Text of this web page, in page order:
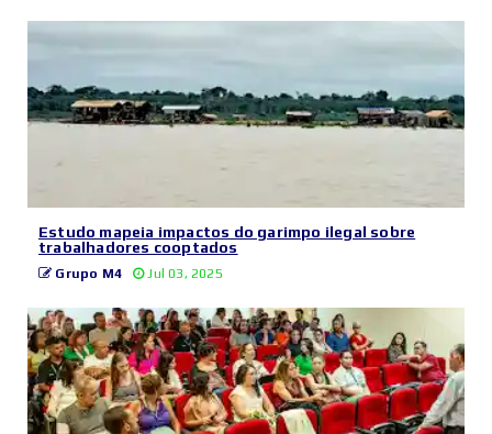
Estudo mapeia impactos do garimpo ilegal sobre
trabalhadores cooptados
Grupo M4 Jul 03, 2025